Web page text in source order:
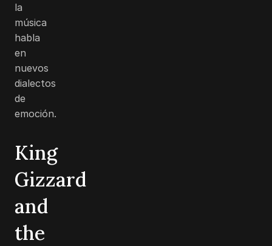
la
música
habla
en
nuevos
dialectos
de
emoción.
King
Gizzard
and
the